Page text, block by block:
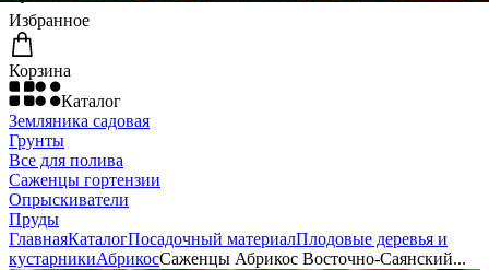
Избранное
Корзина
Каталог
Земляника садовая
Грунты
Все для полива
Саженцы гортензии
Опрыскиватели
Пруды
ГлавнаяКаталогПосадочный материалПлодовые деревья и
кустарникиАбрикосСаженцы Абрикос Восточно-Саянский...